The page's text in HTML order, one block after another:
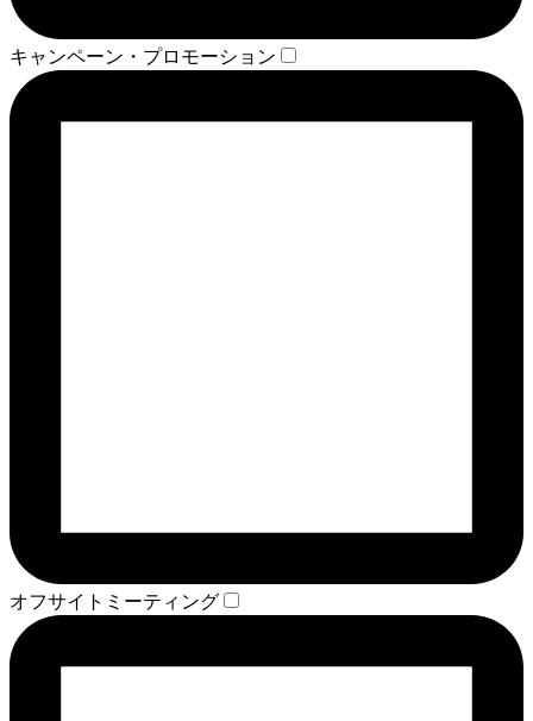
キャンペーン・プロモーション
オフサイトミーティング